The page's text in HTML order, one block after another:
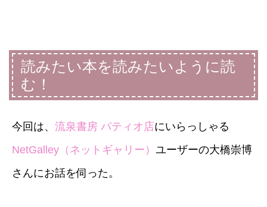
読みたい本を読みたいように読
む！
今回は、 流泉書房 パティオ店にいらっしゃる
NetGalley （ネットギャリー） ユーザーの大橋崇博
さんにお話を伺った。